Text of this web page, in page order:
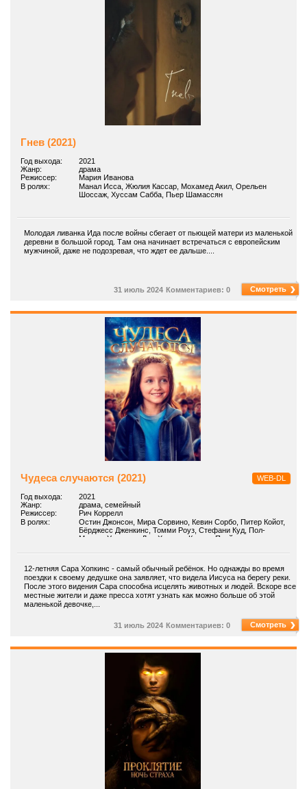
Гнев (2021)
Год выхода:
2021
Жанр:
драма
Режиссер:
Мария Иванова
В ролях:
Манал Исса, Жюлия Кассар, Мохамед Акил, Орельен
Шоссаж, Хуссам Сабба, Пьер Шамассян
Молодая ливанка Ида после войны сбегает от пьющей матери из маленькой
деревни в большой город. Там она начинает встречаться с европейским
мужчиной, даже не подозревая, что ждет ее дальше....
31 июль 2024 Комментариев: 0 Смотреть
Чудеса случаются (2021) WEB-DL
Год выхода:
2021
Жанр:
драма, семейный
Режиссер:
Рич Коррелл
В ролях:
Остин Джонсон, Мира Сорвино, Кевин Сорбо, Питер Койот,
Бёрджесс Дженкинс, Томми Роуз, Стефани Куд, Пол-
Микель Уильямс, Люк Хэрмон, Коллин Плэйс
12-летняя Сара Хопкинс - самый обычный ребёнок. Но однажды во время
поездки к своему дедушке она заявляет, что видела Иисуса на берегу реки.
После этого видения Сара способна исцелять животных и людей. Вскоре все
местные жители и даже пресса хотят узнать как можно больше об этой
маленькой девочке,...
31 июль 2024 Комментариев: 0 Смотреть